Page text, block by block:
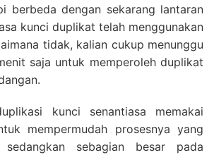
berbeda dengan sekarang lantaran
kunci duplikat telah menggunakan
tidak, kalian cukup menunggu
saja untuk memperoleh duplikat
kunci senantiasa memakai
mempermudah prosesnya yang
sedangkan sebagian besar pada